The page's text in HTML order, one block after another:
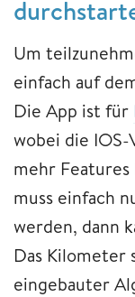
Um
einfach auf
Die App ist für
wobei die
mehr
muss einfach
werden, dann
Das Kilometer
eingebauter